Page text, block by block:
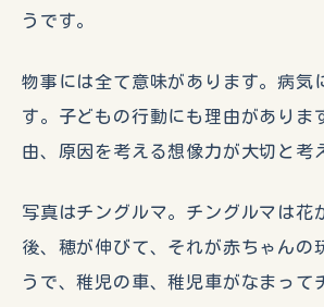
うです。
物事には全て意味があります。病気
す。子どもの行動にも理由がありま
由、原因を考える想像力が大切と考
写真はチングルマ。チングルマは花
後、穂が伸びて、それが赤ちゃんの
うで、稚児の車、稚児車がなまって